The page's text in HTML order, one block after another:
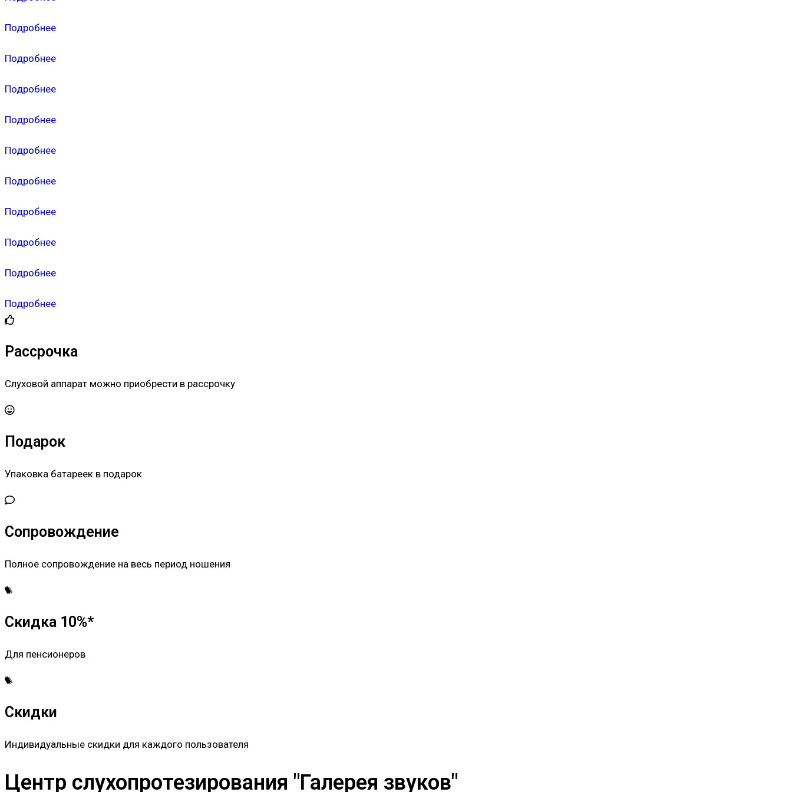
Подробнее
Подробнее
Подробнее
Подробнее
Подробнее
Подробнее
Подробнее
Подробнее
Подробнее
Подробнее
Рассрочка
Слуховой аппарат можно приобрести в рассрочку
Подарок
Упаковка батареек в подарок
Сопровождение
Полное сопровождение на весь период ношения
Скидка 10%*
Для пенсионеров
Скидки
Индивидуальные скидки для каждого пользователя
Центр слухопротезирования "Галерея звуков"